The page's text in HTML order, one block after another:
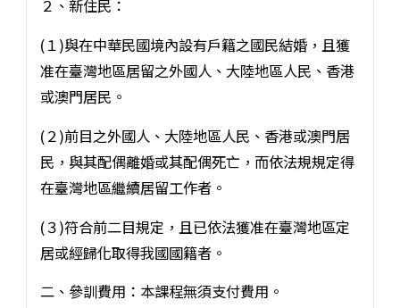
２、新住民：
(１)與在中華民國境內設有戶籍之國民結婚，且獲
准在臺灣地區居留之外國人、大陸地區人民、香港
或澳門居民。
(２)前目之外國人、大陸地區人民、香港或澳門居
民，與其配偶離婚或其配偶死亡，而依法規規定得
在臺灣地區繼續居留工作者。
(３)符合前二目規定，且已依法獲准在臺灣地區定
居或經歸化取得我國國籍者。
二、參訓費用：本課程無須支付費用。